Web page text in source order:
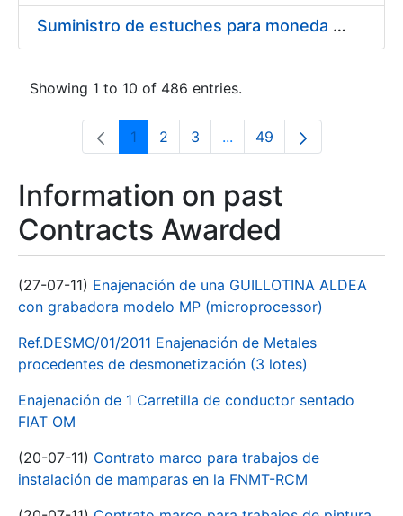
Suministro de estuches para moneda de 30 €
Showing 1 to 10 of 486 entries.
Page
1 Page
2 Page
3 ...Intermediate Pages Use
Page
49
Information on past
Contracts Awarded
(27-07-11) Enajenación de una GUILLOTINA ALDEA
con grabadora modelo MP (microprocessor)
Ref.DESMO/01/2011 Enajenación de Metales
procedentes de desmonetización (3 lotes)
Enajenación de 1 Carretilla de conductor sentado
FIAT OM
(20-07-11) Contrato marco para trabajos de
instalación de mamparas en la FNMT-RCM